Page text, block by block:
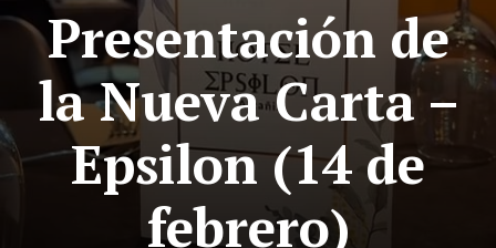
Presentación de
la Nueva Carta –
Epsilon (14 de
febrero)